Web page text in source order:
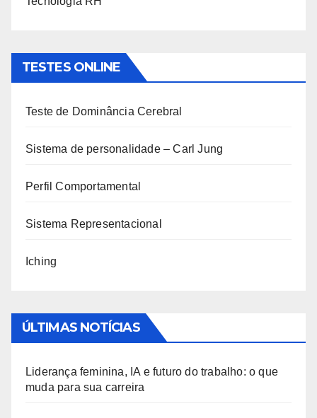
TESTES ONLINE
Teste de Dominância Cerebral
Sistema de personalidade – Carl Jung
Perfil Comportamental
Sistema Representacional
Iching
ÚLTIMAS NOTÍCIAS
Liderança feminina, IA e futuro do trabalho: o que
muda para sua carreira